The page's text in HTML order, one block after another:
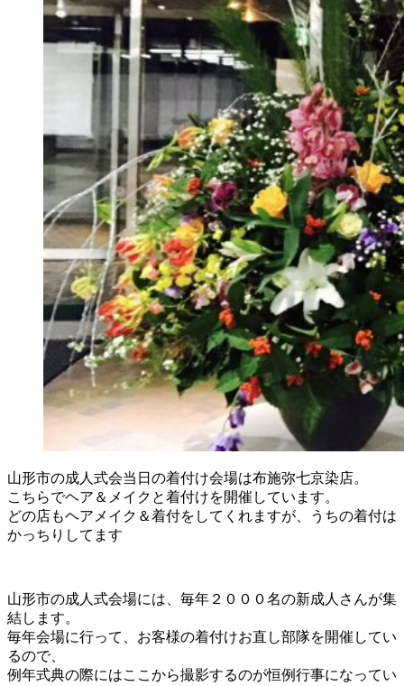
山形市の成人式会当日の着付け会場は布施弥七京染店。
こちらでヘア＆メイクと着付けを開催しています。
どの店もヘアメイク＆着付をしてくれますが、うちの着付は
かっちりしてます
山形市の成人式会場には、毎年２０００名の新成人さんが集
結します。
毎年会場に行って、お客様の着付けお直し部隊を開催してい
るので、
例年式典の際にはここから撮影するのが恒例行事になってい